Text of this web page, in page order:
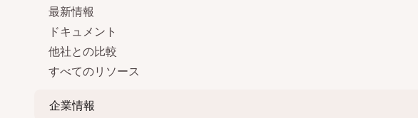
最新情報
ドキュメント
他社との比較
すべてのリソース
企業情報